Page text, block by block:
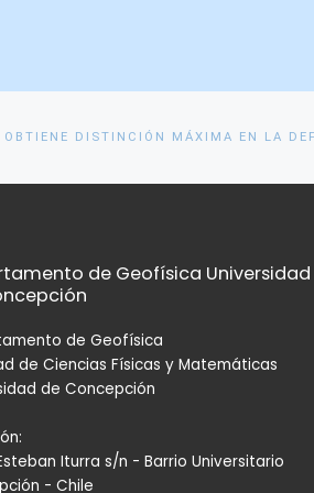
de Geofísica Universidad
de Geofísica
de Ciencias Físicas y Matemáticas
de Concepción
Iturra s/n - Barrio Universitario
- Chile